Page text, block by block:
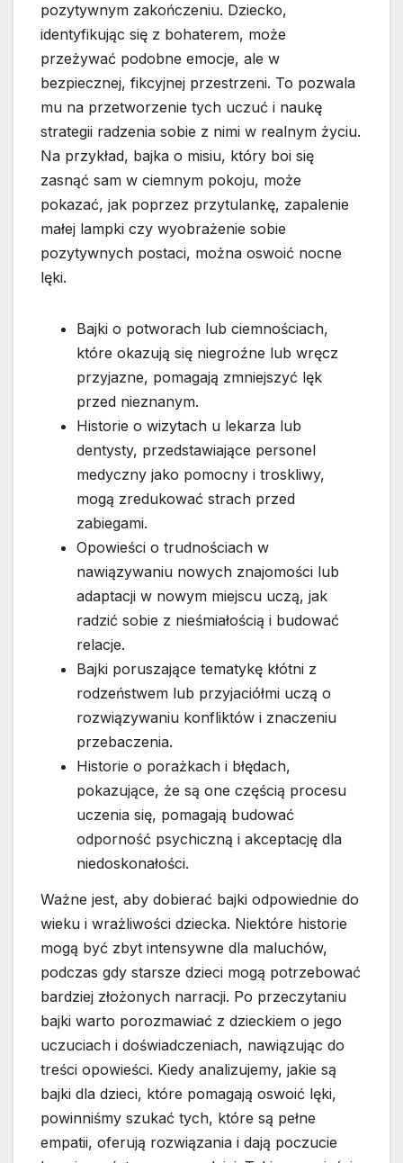
pozytywnym zakończeniu. Dziecko,
identyfikując się z bohaterem, może
przeżywać podobne emocje, ale w
bezpiecznej, fikcyjnej przestrzeni. To pozwala
mu na przetworzenie tych uczuć i naukę
strategii radzenia sobie z nimi w realnym życiu.
Na przykład, bajka o misiu, który boi się
zasnąć sam w ciemnym pokoju, może
pokazać, jak poprzez przytulankę, zapalenie
małej lampki czy wyobrażenie sobie
pozytywnych postaci, można oswoić nocne
lęki.
Bajki o potworach lub ciemnościach,
które okazują się niegroźne lub wręcz
przyjazne, pomagają zmniejszyć lęk
przed nieznanym.
Historie o wizytach u lekarza lub
dentysty, przedstawiające personel
medyczny jako pomocny i troskliwy,
mogą zredukować strach przed
zabiegami.
Opowieści o trudnościach w
nawiązywaniu nowych znajomości lub
adaptacji w nowym miejscu uczą, jak
radzić sobie z nieśmiałością i budować
relacje.
Bajki poruszające tematykę kłótni z
rodzeństwem lub przyjaciółmi uczą o
rozwiązywaniu konfliktów i znaczeniu
przebaczenia.
Historie o porażkach i błędach,
pokazujące, że są one częścią procesu
uczenia się, pomagają budować
odporność psychiczną i akceptację dla
niedoskonałości.
Ważne jest, aby dobierać bajki odpowiednie do
wieku i wrażliwości dziecka. Niektóre historie
mogą być zbyt intensywne dla maluchów,
podczas gdy starsze dzieci mogą potrzebować
bardziej złożonych narracji. Po przeczytaniu
bajki warto porozmawiać z dzieckiem o jego
uczuciach i doświadczeniach, nawiązując do
treści opowieści. Kiedy analizujemy, jakie są
bajki dla dzieci, które pomagają oswoić lęki,
powinniśmy szukać tych, które są pełne
empatii, oferują rozwiązania i dają poczucie